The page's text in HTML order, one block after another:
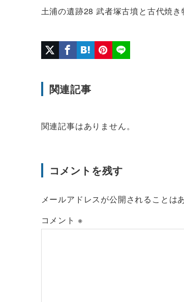
土浦の遺跡28 武者塚古墳と古代焼き
関連記事
関連記事はありません。
コメントを残す
メールアドレスが公開されることは
コメント ※